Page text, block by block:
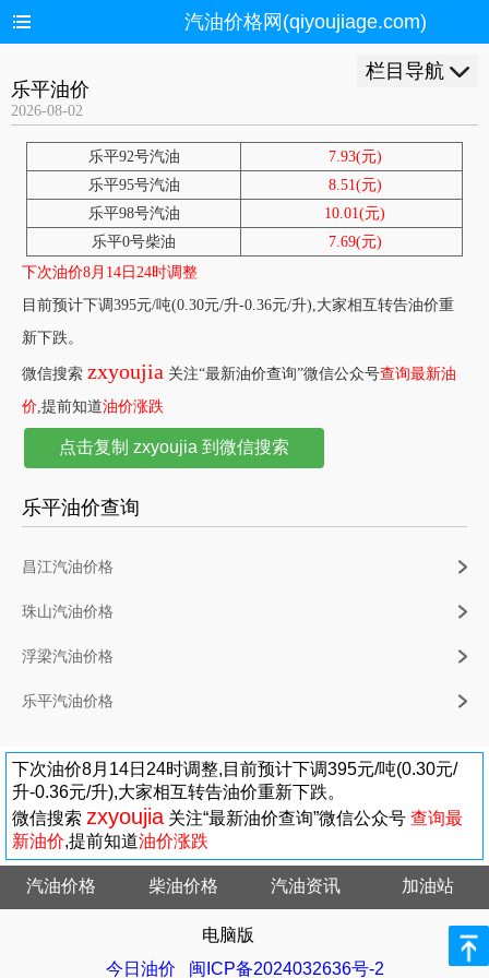
汽油价格网(qiyoujiage.com)
栏目导航
乐平油价
2026-08-02
乐平92号汽油
7.93(元)
乐平95号汽油
8.51(元)
乐平98号汽油
10.01(元)
乐平0号柴油
7.69(元)
下次油价8月14日24时调整
目前预计下调395元/吨(0.30元/升-0.36元/升),大家相互转告油价重
新下跌。
微信搜索 zxyoujia 关注“最新油价查询”微信公众号查询最新油
价,提前知道油价涨跌
点击复制 zxyoujia 到微信搜索
乐平油价查询
昌江汽油价格
珠山汽油价格
浮梁汽油价格
乐平汽油价格
下次油价8月14日24时调整,目前预计下调395元/吨(0.30元/
升-0.36元/升),大家相互转告油价重新下跌。
微信搜索 zxyoujia 关注“最新油价查询”微信公众号 查询最
新油价,提前知道油价涨跌
汽油价格 柴油价格 汽油资讯 加油站
电脑版
今日油价
闽ICP备2024032636号-2